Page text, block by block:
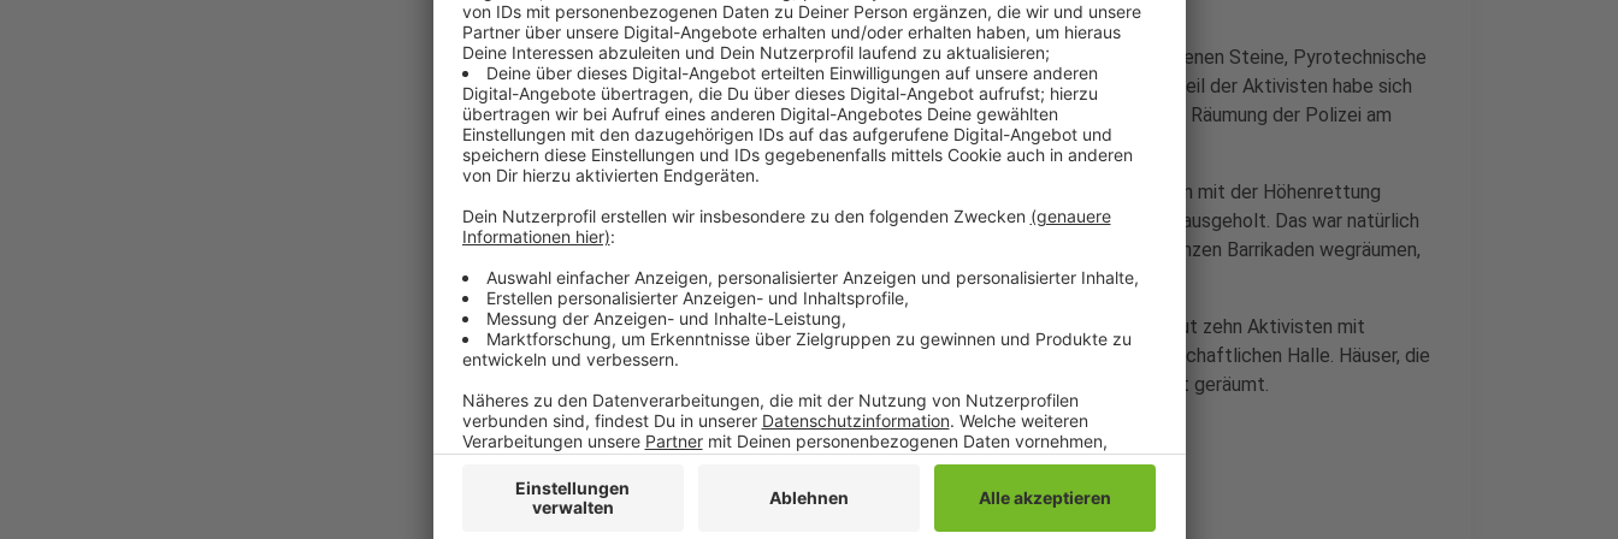
Dabei kam es auch zu Auseinandersetzungen mit Aktivisten, bei denen Steine, Pyrotechnische
Gegenstände und Molotowcocktails geworfen wurden. Der Großteil der Aktivisten habe sich
bisher aber friedlich verhalten, sagt die Polizei. Insgesamt war die Räumung der Polizei am
ersten Tag erfolgreich, sagt Reporterin Kimberly Kahle:
"Die Polizei ist schon relativ gut vorangekommen. Die haben schon mit der Höhenrettung
einzelne Leute aus den Tripods oder auch aus den Baumhäusern rausgeholt. Das war natürlich
ein bisschen schwieriger und dauert auch länger. Genau wie die ganzen Barrikaden wegräumen,
da waren auch schon die ersten Bagger im Dorf."
Auch in der Nacht ging der Einsatz der Polizei weiter - sie holte gut zehn Aktivisten mit
Hebebühnen von einem rund 10 Meter hohen Dach einer landwirtschaftlichen Halle. Häuser, die
von Aktivisten besetzt sind, hat die Polizei in der Nacht aber nicht geräumt.